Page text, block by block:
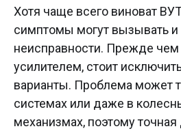
Хотя чаще всего виноват
симптомы могут вызывать и
неисправности. Прежде
усилителем, стоит
варианты. Проблема может
системах или даже в
механизмах, поэтому точная